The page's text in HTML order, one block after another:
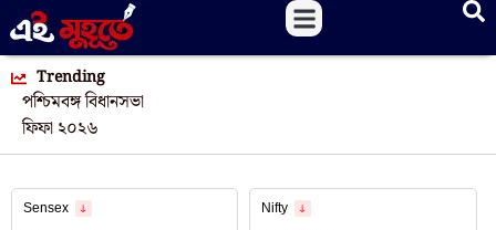
Trending
পশ্চিমবঙ্গ বিধানসভা
ফিফা ২০২৬